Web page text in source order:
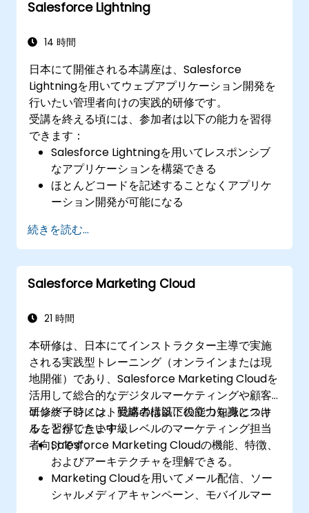
Salesforce Lightning
14 時間
日本にて開催される本講座は、Salesforce
Lightningを用いてウェブアプリケーション開発を
行いたい管理者向けの実践的研修です。
受講を終える頃には、参加者は以下の能力を習得
できます：
Salesforce Lightningを用いてレスポンシブ
なアプリケーションを構築できる
ほとんどコードを記述することなくアプリケ
ーション開発が可能になる
きる
続きを読む...
Salesforce Marketing Cloud
21 時間
本研修は、日本にてインストラクター主導で実施
される実践型トレーニング（オンラインまたは現
地開催）であり、Salesforce Marketing Cloudを
活用して総合的なデジタルマーケティングや顧客
エンゲージメント戦略の構築に役立つ知識とスキ
ルを習得したい中級レベルのマーケティング担当
者向けです。
研修終了時には、受講者は以下の能力を身につけ
ることができます：
Salesforce Marketing Cloudの機能、特徴、
およびアーキテクチャを理解できる。
Marketing Cloudを用いてメール配信、ソー
シャルメディアキャンペーン、モバイルマー